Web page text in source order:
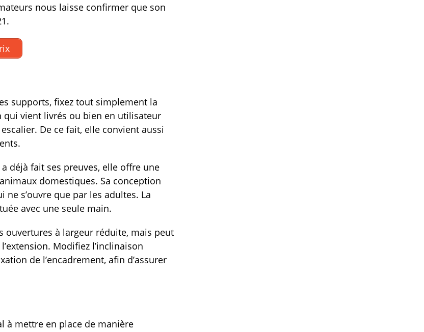
nous laisse confirmer que son
supports, fixez tout simplement la
qui vient livrés ou bien en utilisateur
De ce fait, elle convient aussi
déjà fait ses preuves, elle offre une
domestiques. Sa conception
s’ouvre que par les adultes. La
avec une seule main.
ouvertures à largeur réduite, mais peut
Modifiez l’inclinaison
de l’encadrement, afin d’assurer
à mettre en place de manière